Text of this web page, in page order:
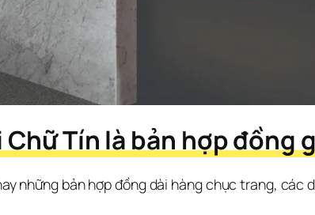
Chữ Tín là bản hợp đồng
những bản hợp đồng dài hàng chục trang, các